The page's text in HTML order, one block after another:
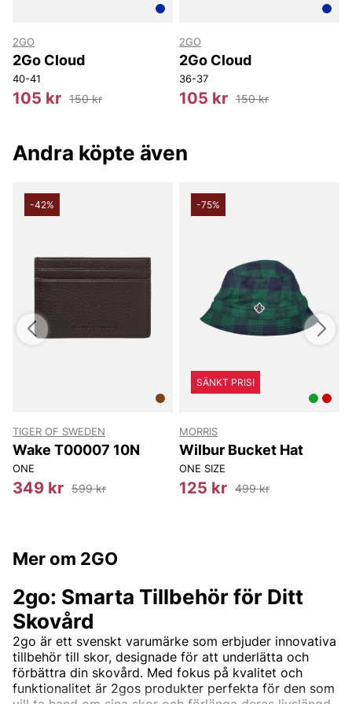
2GO
2Go Cloud
40-41
105 kr 150 kr
2GO
2Go Cloud
36-37
105 kr 150 kr
Andra köpte även
-42%
TIGER OF SWEDEN
Wake T00007 10N
ONE
349 kr 599 kr
-75%
SÄNKT PRIS!
MORRIS
Wilbur Bucket Hat
ONE SIZE
125 kr 499 kr
Mer om 2GO
2go: Smarta Tillbehör för Ditt
Skovård
2go är ett svenskt varumärke som erbjuder innovativa
tillbehör till skor, designade för att underlätta och
förbättra din skovård. Med fokus på kvalitet och
funktionalitet är 2gos produkter perfekta för den som